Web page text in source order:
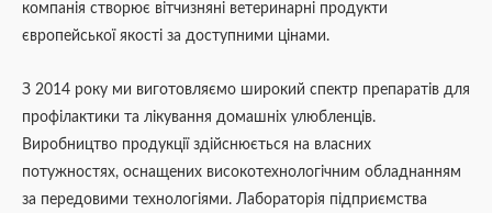
компанія створює вітчизняні ветеринарні продукти
європейської якості за доступними цінами.
З 2014 року ми виготовляємо широкий спектр препаратів для
профілактики та лікування домашніх улюбленців.
Виробництво продукції здійснюється на власних
потужностях, оснащених високотехнологічним обладнанням
за передовими технологіями. Лабораторія підприємства